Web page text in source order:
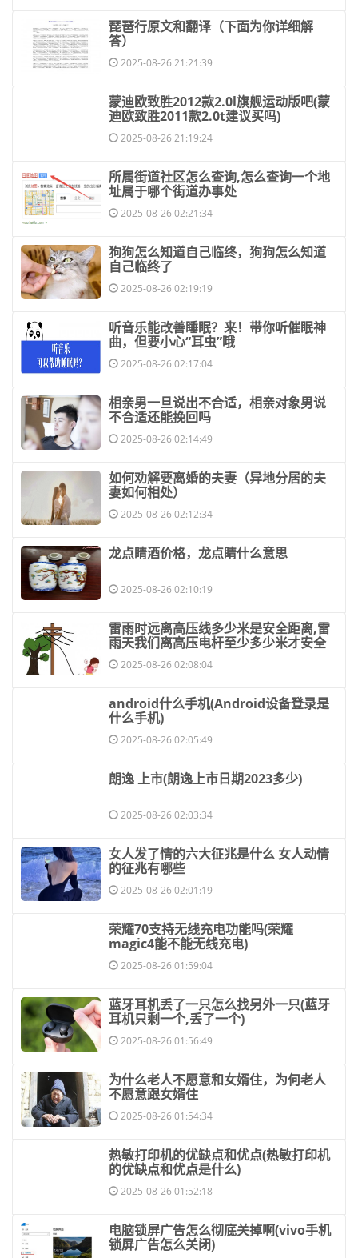
​琵琶行原文和翻译（下面为你详细解
答）
2025-08-26 21:21:39
​蒙迪欧致胜2012款2.0l旗舰运动版吧(蒙
迪欧致胜2011款2.0t建议买吗)
2025-08-26 21:19:24
​所属街道社区怎么查询,怎么查询一个地
址属于哪个街道办事处
2025-08-26 02:21:34
​狗狗怎么知道自己临终，狗狗怎么知道
自己临终了
2025-08-26 02:19:19
​听音乐能改善睡眠？来！带你听催眠神
曲，但要小心“耳虫”哦
2025-08-26 02:17:04
​相亲男一旦说出不合适，相亲对象男说
不合适还能挽回吗
2025-08-26 02:14:49
​如何劝解要离婚的夫妻（异地分居的夫
妻如何相处）
2025-08-26 02:12:34
​龙点睛酒价格，龙点睛什么意思
2025-08-26 02:10:19
​雷雨时远离高压线多少米是安全距离,雷
雨天我们离高压电杆至少多少米才安全
2025-08-26 02:08:04
​android什么手机(Android设备登录是
什么手机)
2025-08-26 02:05:49
​朗逸 上市(朗逸上市日期2023多少)
2025-08-26 02:03:34
​女人发了情的六大征兆是什么 女人动情
的征兆有哪些
2025-08-26 02:01:19
​荣耀70支持无线充电功能吗(荣耀
magic4能不能无线充电)
2025-08-26 01:59:04
​蓝牙耳机丢了一只怎么找另外一只(蓝牙
耳机只剩一个,丢了一个)
2025-08-26 01:56:49
​为什么老人不愿意和女婿住，为何老人
不愿意跟女婿住
2025-08-26 01:54:34
​热敏打印机的优缺点和优点(热敏打印机
的优缺点和优点是什么)
2025-08-26 01:52:18
​电脑锁屏广告怎么彻底关掉啊(vivo手机
锁屏广告怎么关闭)